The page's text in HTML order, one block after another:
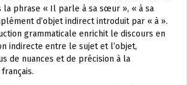
la phrase « Il parle à sa sœur », « à sa
d’objet indirect introduit par « à ».
grammaticale enrichit le discours en
indirecte entre le sujet et l’objet,
de nuances et de précision à la